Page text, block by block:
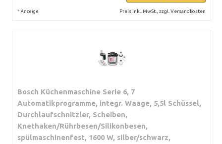
* Anzeige Preis inkl. MwSt., zzgl. Versandkosten
Bosch Küchenmaschine Serie 6, 7
Automatikprogramme, integr. Waage, 5,5l Schüssel,
Durchlaufschnitzler, Scheiben,
Knethaken/Rührbesen/Silikonbesen,
spülmaschinenfest, 1600 W, silber/schwarz,